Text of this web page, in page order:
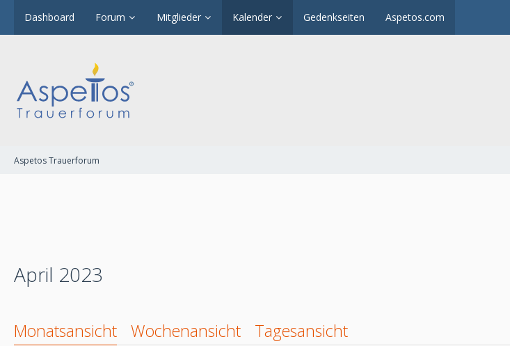
Dashboard Forum Mitglieder Kalender Gedenkseiten Aspetos.com
Aspetos Trauerforum
April 2023
Monatsansicht Wochenansicht Tagesansicht